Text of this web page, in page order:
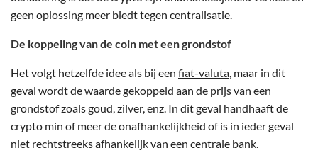
geen oplossing meer biedt tegen centralisatie.
De koppeling van de coin met een grondstof
Het volgt hetzelfde idee als bij een fiat-valuta, maar in dit
geval wordt de waarde gekoppeld aan de prijs van een
grondstof zoals goud, zilver, enz. In dit geval handhaaft de
crypto min of meer de onafhankelijkheid of is in ieder geval
niet rechtstreeks afhankelijk van een centrale bank.